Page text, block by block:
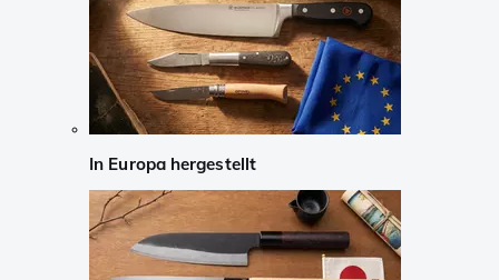
In Europa hergestellt